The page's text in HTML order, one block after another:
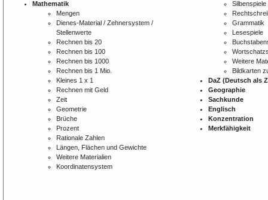
Mathematik
Mengen
Dienes-Material / Zehnersystem /
Stellenwerte
Rechnen bis 20
Rechnen bis 100
Rechnen bis 1000
Rechnen bis 1 Mio.
Kleines 1 x 1
Rechnen mit Geld
Zeit
Geometrie
Brüche
Prozent
Rationale Zahlen
Längen, Flächen und Gewichte
Weitere Materialien
Koordinatensystem
Silbenspiele
Grammatik
Lesespiele
Weitere
Bildkarten
DaZ (Deutsch als
Geographie
Sachkunde
Englisch
Konzentration
Merkfähigkeit